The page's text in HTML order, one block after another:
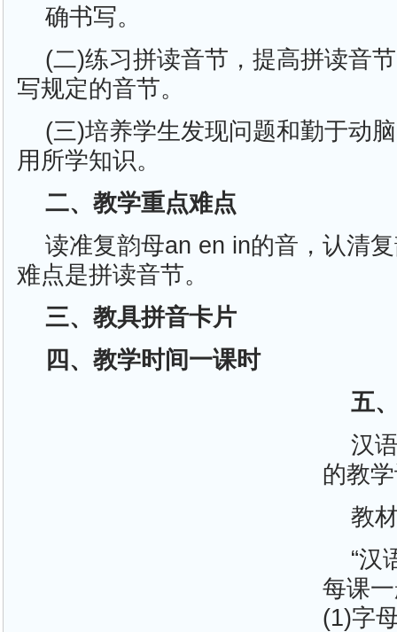
确书写。
(二)练习拼读音节，提高拼读音
写规定的音节。
(三)培养学生发现问题和勤于动
用所学知识。
二、教学重点难点
读准复韵母an en in的音，认清
难点是拼读音节。
三、教具拼音卡片
四、教学时间一课时
五
汉
的教
教
“汉
每课
(1)字